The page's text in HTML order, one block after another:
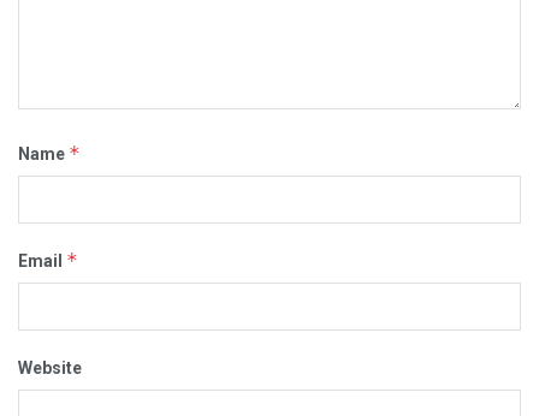
Name *
Email *
Website